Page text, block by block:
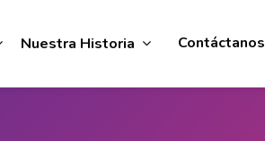
Contáctanos
Nuestra Historia